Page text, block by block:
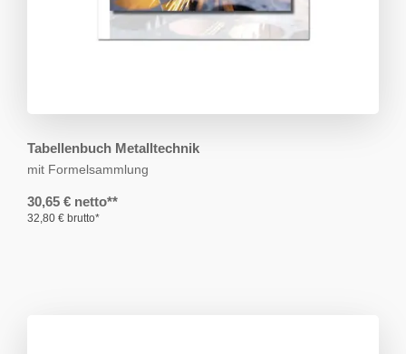
Tabellenbuch Metalltechnik
mit Formelsammlung
30,65 € netto**
32,80 € brutto*